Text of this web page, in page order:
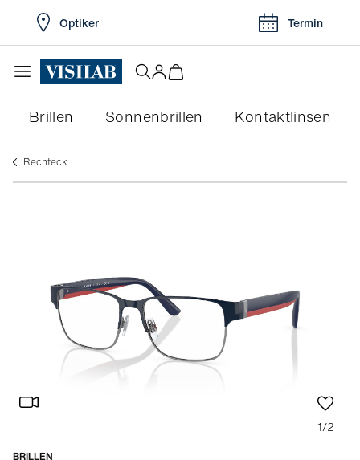
Optiker Termin
Brillen Sonnenbrillen Kontaktlinsen
rechteck
1/2
BRILLEN